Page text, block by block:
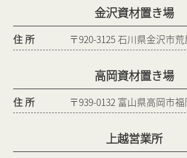
金沢資材置き場
住 所 〒920-3125 石川県金沢市
高岡資材置き場
住 所 〒939-0132 富山県高岡市
上越営業所